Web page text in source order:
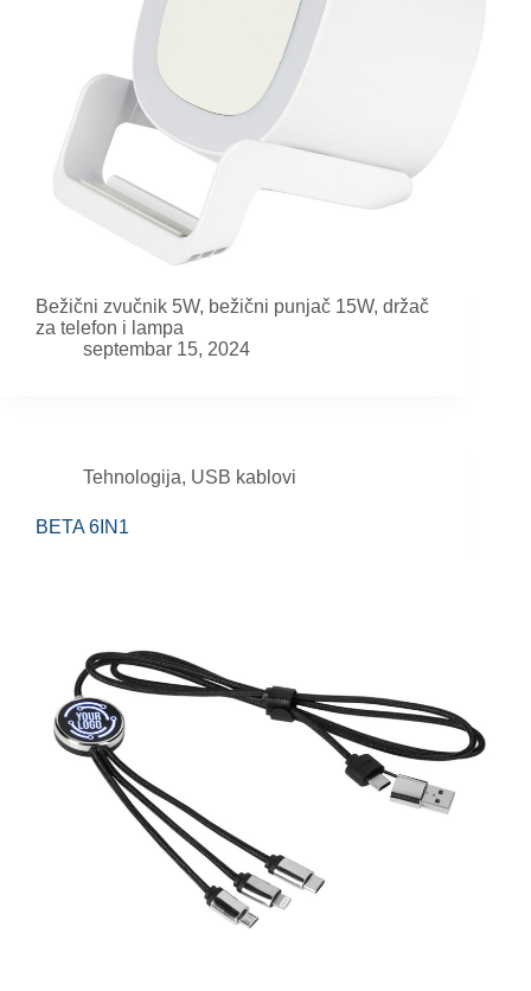
Bežični zvučnik 5W, bežični punjač 15W, držač
za telefon i lampa
septembar 15, 2024
Tehnologija, USB kablovi
BETA 6IN1